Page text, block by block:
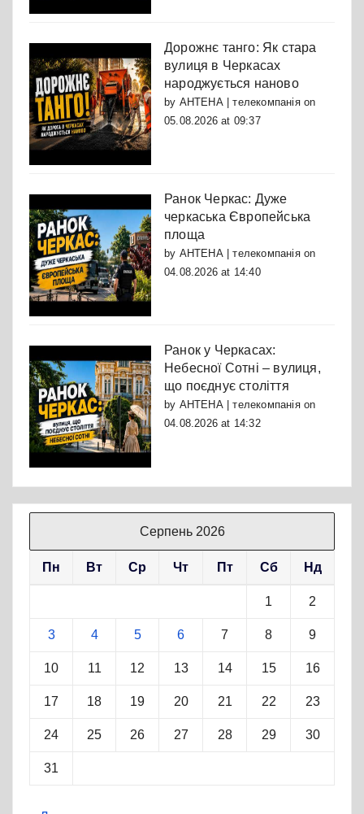
Дорожнє танго: Як стара
вулиця в Черкасах
народжується наново
by АНТЕНА | телекомпаніяon
05.08.2026 at 09:37
Ранок Черкас: Дуже
черкаська Європейська
площа
by АНТЕНА | телекомпаніяon
04.08.2026 at 14:40
Ранок у Черкасах:
Небесної Сотні – вулиця,
що поєднує століття
by АНТЕНА | телекомпаніяon
04.08.2026 at 14:32
Серпень 2026
Пн Вт Ср Чт Пт Сб Нд
1 2
3 4 5 6 7 8 9
10 11 12 13 14 15 16
17 18 19 20 21 22 23
24 25 26 27 28 29 30
31